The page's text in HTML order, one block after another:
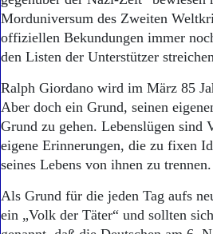
Morduniversum des Zweiten
offiziellen Bekundungen immer
den Listen der Unterstützer
Ralph Giordano wird im März 85
Aber doch ein Grund, seinen
Grund zu gehen. Lebenslügen sind
eigene Erinnerungen, die zu fixen
seines Lebens von ihnen zu
Als Grund für die jeden Tag aufs
ein „Volk der Täter“ und sollten